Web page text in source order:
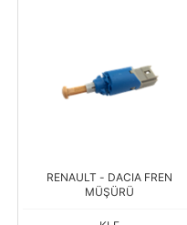
RENAULT - DACIA FREN
MÜŞÜRÜ